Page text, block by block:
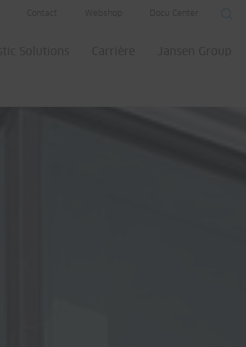
Contact Webshop Docu Center